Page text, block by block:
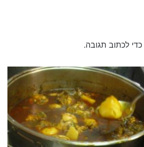
כדי לכתוב תגובה.